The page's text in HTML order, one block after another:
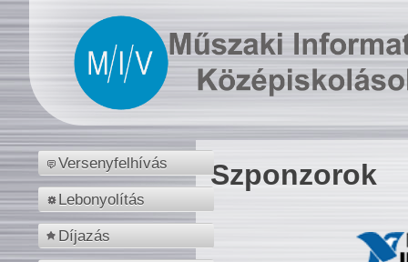
Versenyfelhívás
Lebonyolítás
Díjazás
Szponzorok